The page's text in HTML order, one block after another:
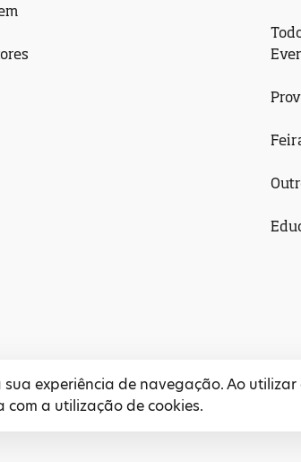
experiência de navegação. Ao utilizar
com a utilização de cookies.
e Condições Política de Privacidade